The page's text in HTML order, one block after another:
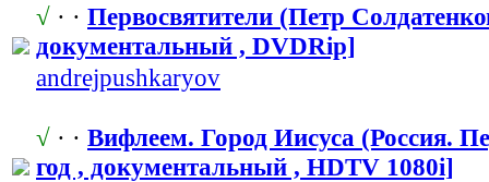
√ · · Первосвятите​ли (Петр
документальн​ый , DVDRip]
andrejpushka​ryov
√ · · Вифлеем. Город Иисуса (Россия.
год , документальн​ый , HDTV 1080i]